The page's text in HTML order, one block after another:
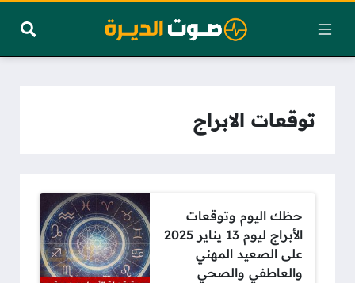
توقعات الابراج
حظك اليوم وتوقعات
الأبراج ليوم 13 يناير 2025
على الصعيد المهني
والعاطفي والصحي